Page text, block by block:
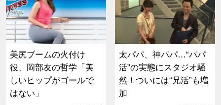
美尻ブームの火付け
役、岡部友の哲学「美
しいヒップがゴールで
はない」
太パパ、神パパ…“パパ
活”の実態にスタジオ騒
然！ついには“兄活”も増
加